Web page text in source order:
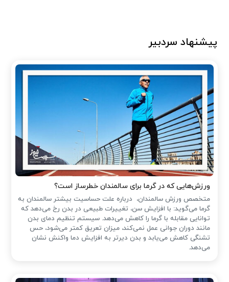
پیشنهاد سردبیر
ورزش‌هایی که در گرما برای سالمندان خطرساز است؟
متخصص ورزش سالمندان، درباره علت حساسیت بیشتر سالمندان به
گرما می‌گوید: با افزایش سن، تغییرات طبیعی در بدن رخ می‌دهد که
توانایی مقابله با گرما را کاهش می‌دهد. سیستم تنظیم دمای بدن
مانند دوران جوانی عمل نمی‌کند، میزان تعریق کمتر می‌شود، حس
تشنگی کاهش می‌یابد و بدن دیرتر به افزایش دما واکنش نشان
می‌دهد.